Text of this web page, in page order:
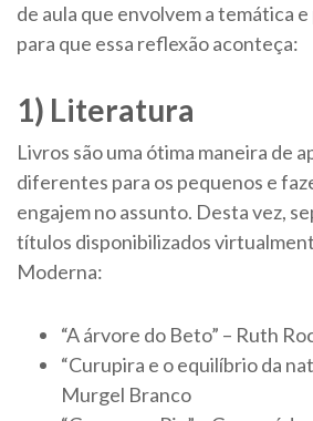
de aula que envolvem a temática
para que essa reflexão aconteça:
1) Literatura
Livros são uma ótima maneira de
diferentes para os pequenos e
engajem no assunto. Desta vez,
títulos disponibilizados
Moderna:
“A árvore do Beto” – Ruth
“Curupira e o equilíbrio da
Murgel Branco